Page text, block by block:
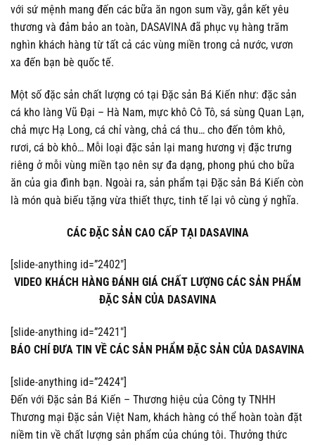
với sứ mệnh mang đến các bữa ăn ngon sum vầy, gắn kết yêu
thương và đảm bảo an toàn, DASAVINA đã phục vụ hàng trăm
nghìn khách hàng từ tất cả các vùng miền trong cả nước, vươn
xa đến bạn bè quốc tế.
Một số đặc sản chất lượng có tại Đặc sản Bá Kiến như: đặc sản
cá kho làng Vũ Đại – Hà Nam, mực khô Cô Tô, sá sùng Quan Lạn,
chả mực Hạ Long, cá chỉ vàng, chả cá thu… cho đến tôm khô,
rươi, cá bò khô… Mỗi loại đặc sản lại mang hương vị đặc trưng
riêng ở mỗi vùng miền tạo nên sự đa dạng, phong phú cho bữa
ăn của gia đình bạn. Ngoài ra, sản phẩm tại Đặc sản Bá Kiến còn
là món quà biếu tặng vừa thiết thực, tinh tế lại vô cùng ý nghĩa.
CÁC ĐẶC SẢN CAO CẤP TẠI DASAVINA
[slide-anything id=”2402″]
VIDEO KHÁCH HÀNG ĐÁNH GIÁ CHẤT LƯỢNG CÁC SẢN PHẨM
ĐẶC SẢN CỦA DASAVINA
[slide-anything id=”2421″]
BÁO CHÍ ĐƯA TIN VỀ CÁC SẢN PHẨM ĐẶC SẢN CỦA DASAVINA
[slide-anything id=”2424″]
Đến với Đặc sản Bá Kiến – Thương hiệu của Công ty TNHH
Thương mại Đặc sản Việt Nam, khách hàng có thể hoàn toàn đặt
niềm tin về chất lượng sản phẩm của chúng tôi. Thưởng thức